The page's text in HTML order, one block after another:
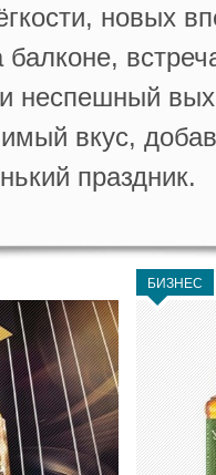
новых
неспешный
вкус,
праздник.
БИЗНЕС